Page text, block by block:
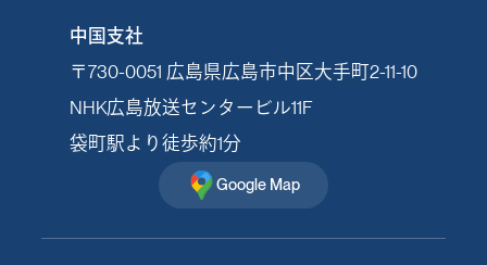
中国支社
〒730-0051 広島県広島市中区大手町2-11-10
NHK広島放送センタービル11F
袋町駅より徒歩約1分
Google Map